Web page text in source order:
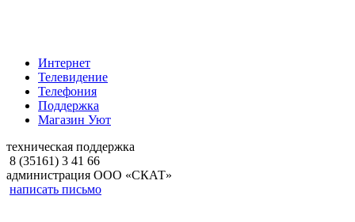
Интернет
Телевидение
Телефония
Поддержка
Магазин Уют
техническая поддержка
8 (35161) 3 41 66
администрация ООО «СКАТ»
написать письмо